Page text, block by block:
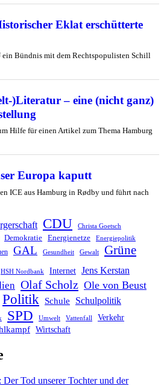
Eklat erschütterte
Bündnis mit dem Rechtspopulisten Schill
)Literatur – eine (nicht ganz)
Hilfe für einen Artikel zum Thema Hamburg
Europa kaputt
ICE aus Hamburg in Rødby und führt nach
CDU Christa Goetsch
Demokratie Energienetze Energiepolitik
GAL Gesundheit Gewalt Grüne
HSH Nordbank Internet Jens Kerstan
Olaf Scholz Ole von Beust
Politik Schule Schulpolitik
SPD Umwelt Vattenfall Verkehr
Wirtschaft
Tod unserer Tochter und der